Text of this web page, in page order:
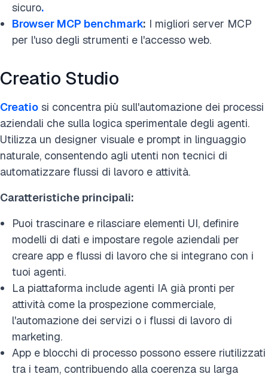
sicuro.
Browser MCP benchmark: I migliori server MCP
per l'uso degli strumenti e l'accesso web.
Creatio Studio
Creatio si concentra più sull'automazione dei processi
aziendali che sulla logica sperimentale degli agenti.
Utilizza un designer visuale e prompt in linguaggio
naturale, consentendo agli utenti non tecnici di
automatizzare flussi di lavoro e attività.
Caratteristiche principali:
Puoi trascinare e rilasciare elementi UI, definire
modelli di dati e impostare regole aziendali per
creare app e flussi di lavoro che si integrano con i
tuoi agenti.
La piattaforma include agenti IA già pronti per
attività come la prospezione commerciale,
l'automazione dei servizi o i flussi di lavoro di
marketing.
App e blocchi di processo possono essere riutilizzati
tra i team, contribuendo alla coerenza su larga